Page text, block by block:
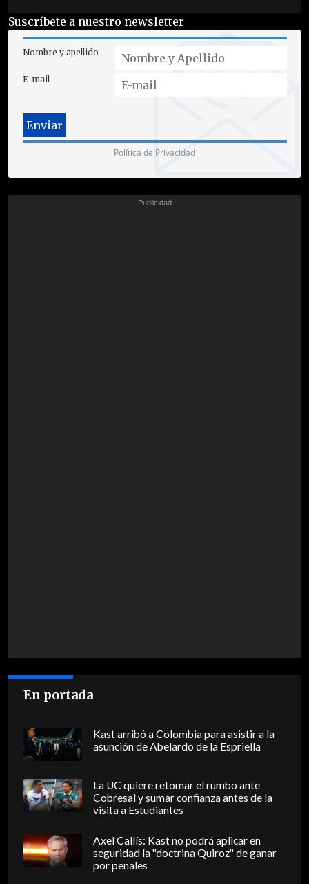
Suscríbete a nuestro newsletter
Nombre y apellido
E-mail
Política de Privacidad
En portada
Kast arribó a Colombia para asistir a la
asunción de Abelardo de la Espriella
La UC quiere retomar el rumbo ante
Cobresal y sumar confianza antes de la
visita a Estudiantes
Axel Callís: Kast no podrá aplicar en
seguridad la "doctrina Quiroz" de ganar
por penales